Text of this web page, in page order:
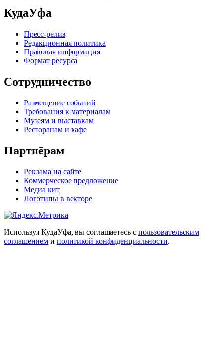
КудаУфа
Пресс-релиз
Редакционная политика
Правовая информация
Формат ресурса
Сотрудничество
Размещение событий
Требования к материалам
Музеям и выставкам
Ресторанам и кафе
Партнёрам
Реклама на сайте
Коммерческое предложение
Медиа кит
Логотипы в векторе
Используя КудаУфа, вы соглашаетесь с пользовательским
соглашением и политикой конфиденциальности.